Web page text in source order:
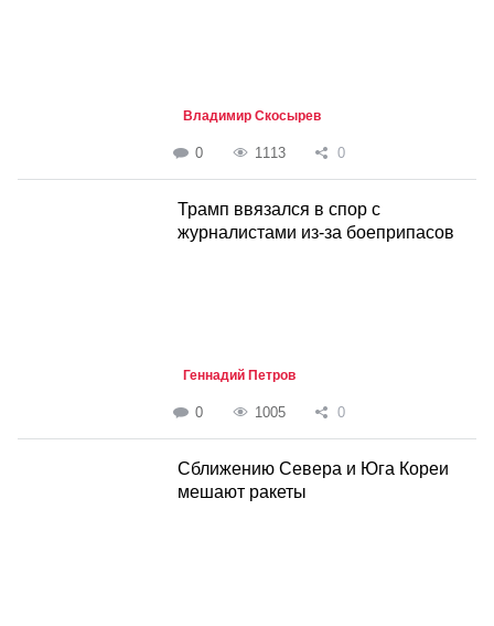
Владимир Скосырев
0 1113 0
Трамп ввязался в спор с
журналистами из-за боеприпасов
Геннадий Петров
0 1005 0
Сближению Севера и Юга Кореи
мешают ракеты